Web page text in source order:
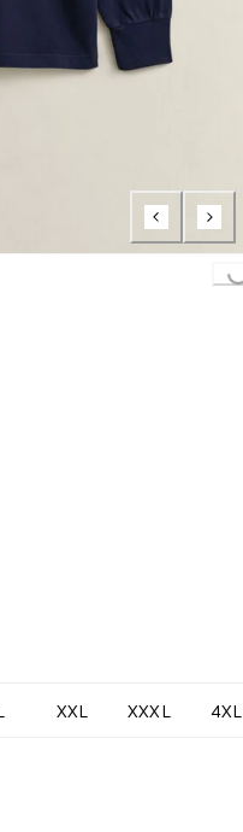
XXL XXXL 4XL